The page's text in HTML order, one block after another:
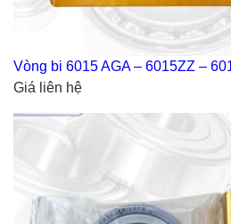
Vòng bi 6015 AGA – 6015ZZ –
Giá liên hệ